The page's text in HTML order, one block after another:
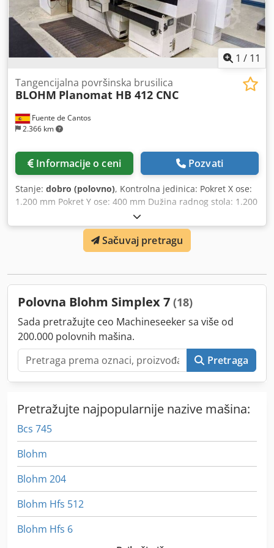
1 / 11
Fuente de Cantos
2.366 km
Tangencijalna površinska brusilica
BLOHM Planomat HB 412 CNC
Informacije o ceni Pozvati
Stanje: dobro (polovno), Kontrolna jedinica: Pokret X ose:
1.200 mm Pokret Y ose: 400 mm Dužina radnog stola: 1.200
mm Širina radnog stola: 350 mm Glavna elektronska veza:
380 V Codpfx Anogq I Nmsvoha Ukupan zahtev za
napajanje: 24 kVA Unutrašnje hlađenje: da. Širina: 4.500
mm Dubina: 2.000 mm Visina: 2.200 mm Težina: 4.500 kg
Sačuvaj pretragu
Polovna Blohm Simplex 7 (18)
Sada pretražujte ceo Machineseeker sa više od
200.000 polovnih mašina.
Pretraga
Pretražujte najpopularnije nazive mašina:
Bcs 745
Blohm
Blohm 204
Blohm Hfs 512
Blohm Hfs 6